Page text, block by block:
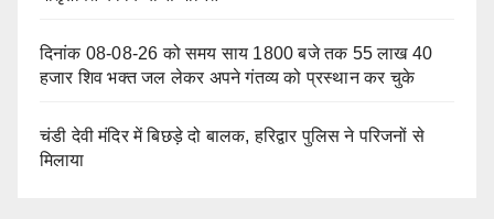
दिनांक 08-08-26 को समय साय 1800 बजे तक 55 लाख 40
हजार शिव भक्त जल लेकर अपने गंतव्य को प्रस्थान कर चुके
चंडी देवी मंदिर में बिछड़े दो बालक, हरिद्वार पुलिस ने परिजनों से
मिलाया